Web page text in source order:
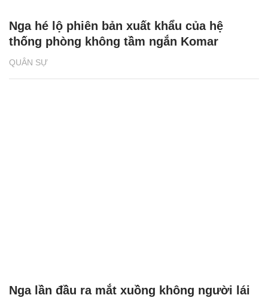
QUÂN SỰ
Nga hé lộ phiên bản xuất khẩu của hệ
thống phòng không tầm ngắn Komar
Nga lần đầu ra mắt xuồng không người lái